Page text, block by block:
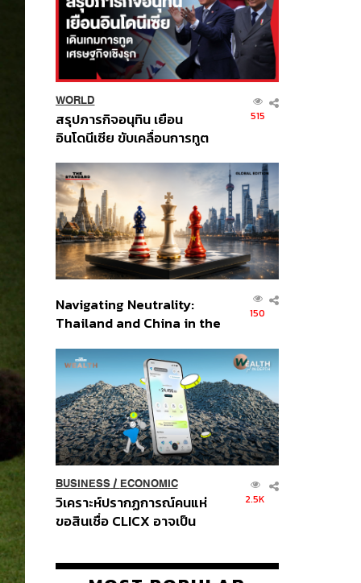
WORLD
สรุปภารกิจอนุทิน เยือน
อินโดนีเซีย ขับเคลื่อนการทูต
ส่วนยุทธศาสตร์ไทย –
อินโดนีเซีย
515
Navigating Neutrality:
Thailand and China in the
Order
150
BUSINESS/ ECONOMIC
วิเคราะห์ปรากฏการณ์คนแห่
ขอสินเชื่อ CLICX อาจเป็น
ปัญหาหนี้ครัวเรือนไทยที่ถูกซุก
2.5K